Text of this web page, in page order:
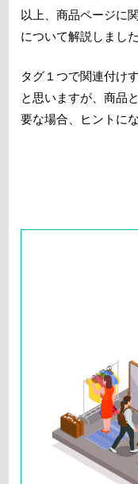
以上、商品ページに
について解説しました
タグ１つで関連付け
と思いますが、商品
要な場合、ヒントに